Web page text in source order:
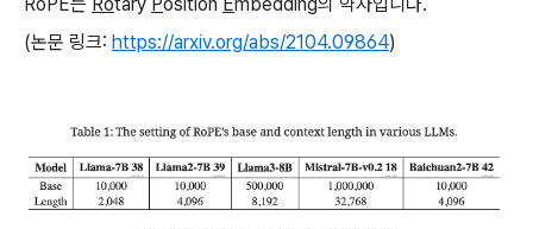
(논문 링크: https://arxiv.org/abs/2104.09864)